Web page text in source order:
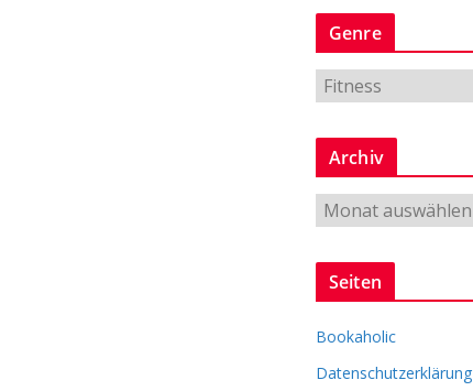
Genre
G
e
n
e
Archiv
r
c
v
Seiten
Bookaholic
Datenschutzerklärung